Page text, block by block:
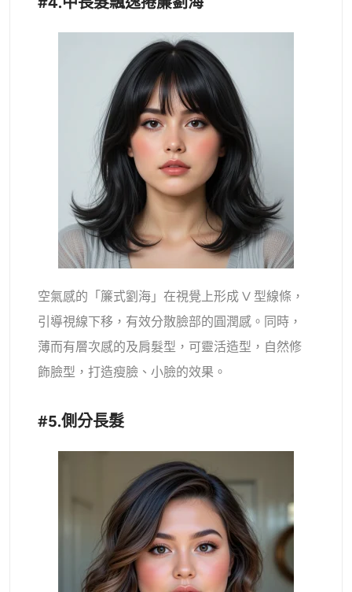
空氣感的「簾式劉海」在視覺上形成 V 型線條，
引導視線下移，有效分散臉部的圓潤感。同時，
薄而有層次感的及肩髮型，可靈活造型，自然修
飾臉型，打造瘦臉、小臉的效果。
#5.側分長髮